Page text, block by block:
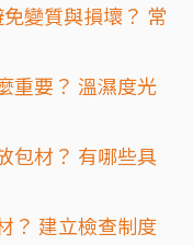
變質與損壞？ 常
重要？ 溫濕度光
包材？ 有哪些具
？ 建立檢查制度